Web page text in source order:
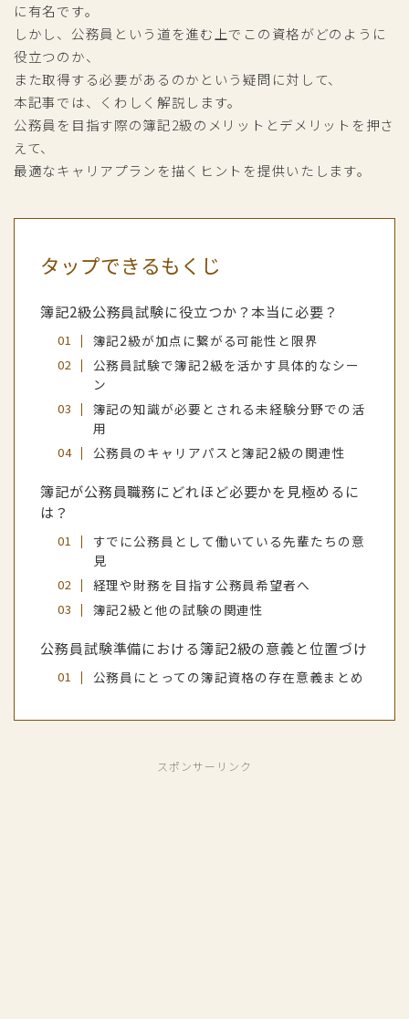
に有名です。
しかし、公務員という道を進む上でこの資格がどのように
役立つのか、
また取得する必要があるのかという疑問に対して、
本記事では、くわしく解説します。
公務員を目指す際の簿記2級のメリットとデメリットを押さ
えて、
最適なキャリアプランを描くヒントを提供いたします。
タップできるもくじ
簿記2級公務員試験に役立つか？本当に必要？
簿記2級が加点に繋がる可能性と限界
公務員試験で簿記2級を活かす具体的なシー
ン
簿記の知識が必要とされる未経験分野での活
用
公務員のキャリアパスと簿記2級の関連性
簿記が公務員職務にどれほど必要かを見極めるに
は？
すでに公務員として働いている先輩たちの意
見
経理や財務を目指す公務員希望者へ
簿記2級と他の試験の関連性
公務員試験準備における簿記2級の意義と位置づけ
公務員にとっての簿記資格の存在意義まとめ
スポンサーリンク